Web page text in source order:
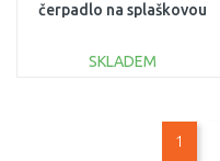
čerpadlo na splaškovou
SKLADEM
1